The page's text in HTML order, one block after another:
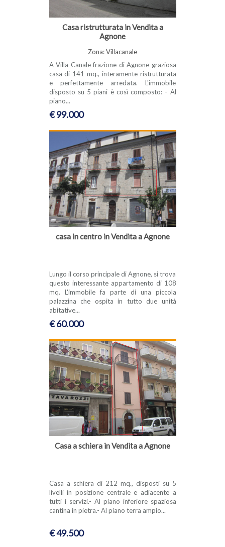
Casa ristrutturata in Vendita a
Agnone
Zona: Villacanale
A Villa Canale frazione di Agnone graziosa
casa di 141 mq., interamente ristrutturata
e perfettamente arredata. L'immobile
disposto su 5 piani è così composto: - Al
piano...
€ 99.000
casa in centro in Vendita a Agnone
Lungo il corso principale di Agnone, si trova
questo interessante appartamento di 108
mq. L'immobile fa parte di una piccola
palazzina che ospita in tutto due unità
abitative...
€ 60.000
Casa a schiera in Vendita a Agnone
Casa a schiera di 212 mq., disposti su 5
livelli in posizione centrale e adiacente a
tutti i servizi.- Al piano inferiore spaziosa
cantina in pietra.- Al piano terra ampio...
€ 49.500